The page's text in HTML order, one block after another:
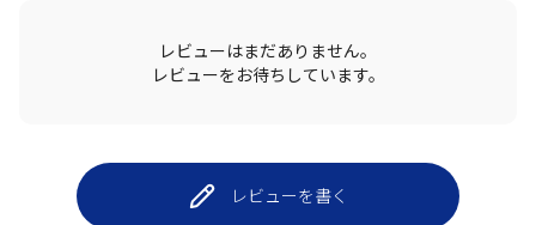
レビューはまだありません。
レビューをお待ちしています。
レビューを書く